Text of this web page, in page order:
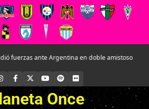
ante Argentina en doble amistoso en el
INSTAGRAM
FACEBOOK YOUTUBE
SPOTIFYFLICKR
Once